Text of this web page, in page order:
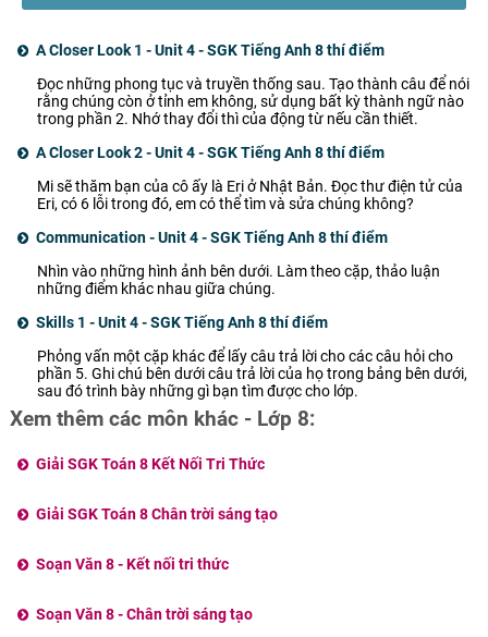
A Closer Look 1 - Unit 4 - SGK Tiếng Anh 8 thí điểm
Đọc những phong tục và truyền thống sau. Tạo thành câu để nói
rằng chúng còn ở tỉnh em không, sử dụng bất kỳ thành ngữ nào
trong phần 2. Nhớ thay đổi thì của động từ nếu cần thiết.
A Closer Look 2 - Unit 4 - SGK Tiếng Anh 8 thí điểm
Mi sẽ thăm bạn của cô ấy là Eri ở Nhật Bản. Đọc thư điện tử của
Eri, có 6 lỗi trong đó, em có thể tìm và sửa chúng không?
Communication - Unit 4 - SGK Tiếng Anh 8 thí điểm
Nhìn vào những hình ảnh bên dưới. Làm theo cặp, thảo luận
những điểm khác nhau giữa chúng.
Skills 1 - Unit 4 - SGK Tiếng Anh 8 thí điểm
Phỏng vấn một cặp khác để lấy câu trả lời cho các câu hỏi cho
phần 5. Ghi chú bên dưới câu trả lời của họ trong bảng bên dưới,
sau đó trình bày những gì bạn tìm được cho lớp.
Xem thêm các môn khác - Lớp 8:
Giải SGK Toán 8 Kết Nối Tri Thức
Giải SGK Toán 8 Chân trời sáng tạo
Soạn Văn 8 - Kết nối tri thức
Soạn Văn 8 - Chân trời sáng tạo